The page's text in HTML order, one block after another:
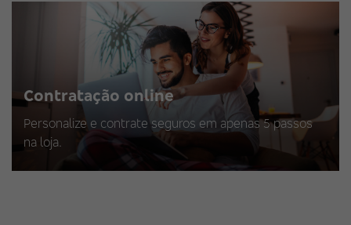
Contratação online
Personalize e contrate seguros em apenas 5 passos
na loja.